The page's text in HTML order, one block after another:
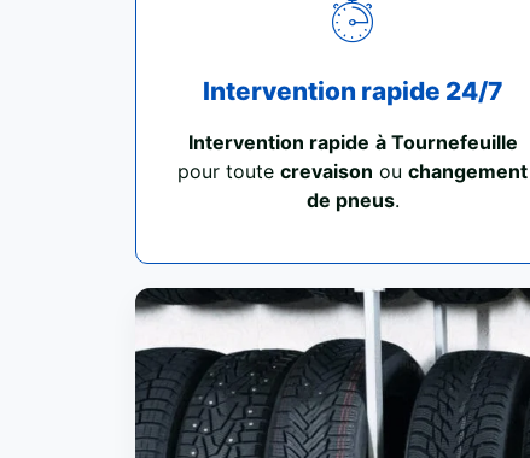
Intervention rapide 24/7
Intervention rapide à Tournefeuille
pour toute crevaison ou changement
de pneus.